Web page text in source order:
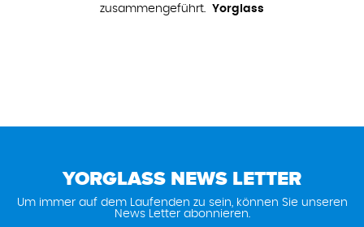
zusammengeführt. Yorglass
YORGLASS NEWS LETTER
Um immer auf dem Laufenden zu sein, können Sie unseren
News Letter abonnieren.